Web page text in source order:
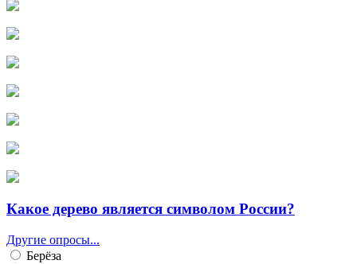
Какое дерево является символом России?
Другие опросы...
Берёза